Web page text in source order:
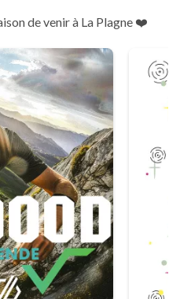
de venir à La Plagne ❤️